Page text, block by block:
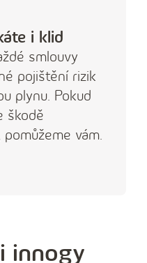
i klid
smlouvy
pojištění rizik
plynu. Pokud
škodě
vám.
innogy